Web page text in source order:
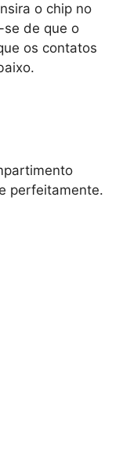
o chip no
de que o
os contatos
perfeitamente.